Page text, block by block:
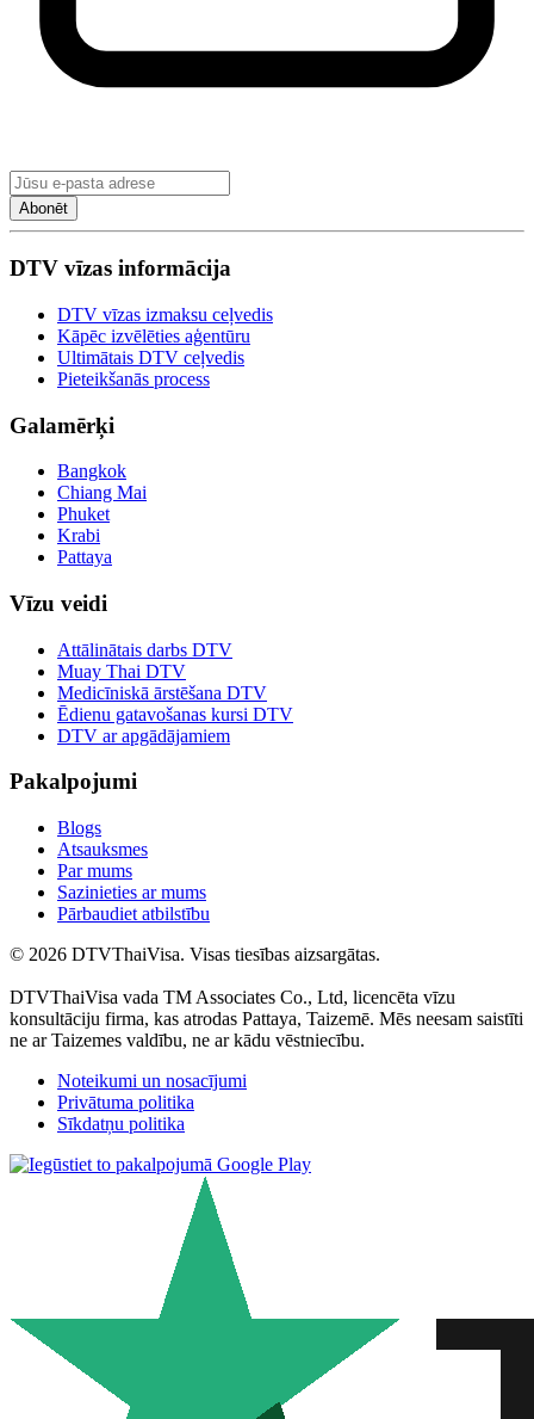
Abonēt
DTV vīzas informācija
DTV vīzas izmaksu ceļvedis
Kāpēc izvēlēties aģentūru
Ultimātais DTV ceļvedis
Pieteikšanās process
Galamērķi
Bangkok
Chiang Mai
Phuket
Krabi
Pattaya
Vīzu veidi
Attālinātais darbs DTV
Muay Thai DTV
Medicīniskā ārstēšana DTV
Ēdienu gatavošanas kursi DTV
DTV ar apgādājamiem
Pakalpojumi
Blogs
Atsauksmes
Par mums
Sazinieties ar mums
Pārbaudiet atbilstību
© 2026 DTVThaiVisa. Visas tiesības aizsargātas.
DTVThaiVisa vada TM Associates Co., Ltd, licencēta vīzu
konsultāciju firma, kas atrodas Pattaya, Taizemē. Mēs neesam saistīti
ne ar Taizemes valdību, ne ar kādu vēstniecību.
Noteikumi un nosacījumi
Privātuma politika
Sīkdatņu politika